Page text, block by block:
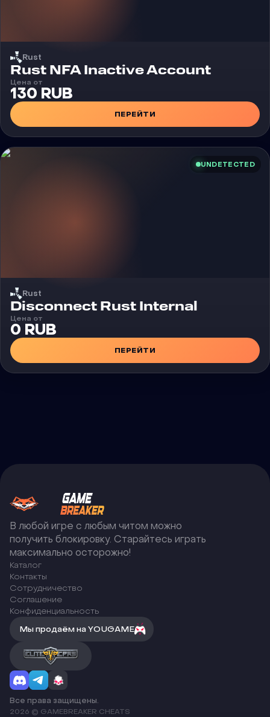
Rust
Rust NFA Inactive Account
Цена от
130 RUB
ПЕРЕЙТИ
UNDETECTED
Rust
Чит
Disconnect Rust Internal
Цена от
0 RUB
ПЕРЕЙТИ
В любой игре с любым читом можно
получить блокировку. Старайтесь играть
максимально осторожно!
Каталог
Контакты
Сотрудничество
Соглашение
Конфиденциальность
Мы продаём на YOUGAME
Все права защищены.
2026 © GAMEBREAKER CHEATS